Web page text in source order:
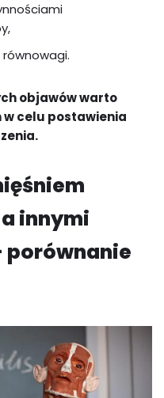
objawów warto
w celu postawienia
innymi
porównanie